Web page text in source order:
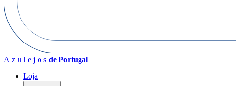
Azulejos de Portugal
Loja